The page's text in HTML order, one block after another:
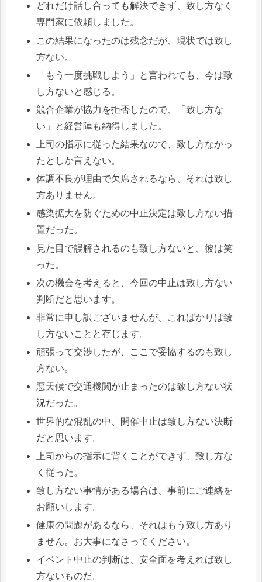
どれだけ話し合っても解決できず、致し方なく
専門家に依頼しました。
この結果になったのは残念だが、現状では致し
方ない。
「もう一度挑戦しよう」と言われても、今は致
し方ないと感じる。
競合企業が協力を拒否したので、「致し方な
い」と経営陣も納得しました。
上司の指示に従った結果なので、致し方なかっ
たとしか言えない。
体調不良が理由で欠席されるなら、それは致し
方ありません。
感染拡大を防ぐための中止決定は致し方ない措
置だった。
見た目で誤解されるのも致し方ないと、彼は笑
った。
次の機会を考えると、今回の中止は致し方ない
判断だと思います。
非常に申し訳ございませんが、こればかりは致
し方ないことと存じます。
頑張って交渉したが、ここで妥協するのも致し
方ない。
悪天候で交通機関が止まったのは致し方ない状
況だった。
世界的な混乱の中、開催中止は致し方ない決断
だと思います。
上司からの指示に背くことができず、致し方な
く従った。
致し方ない事情がある場合は、事前にご連絡を
お願いします。
健康の問題があるなら、それはもう致し方あり
ません。お大事になさってください。
イベント中止の判断は、安全面を考えれば致し
方ないものだ。